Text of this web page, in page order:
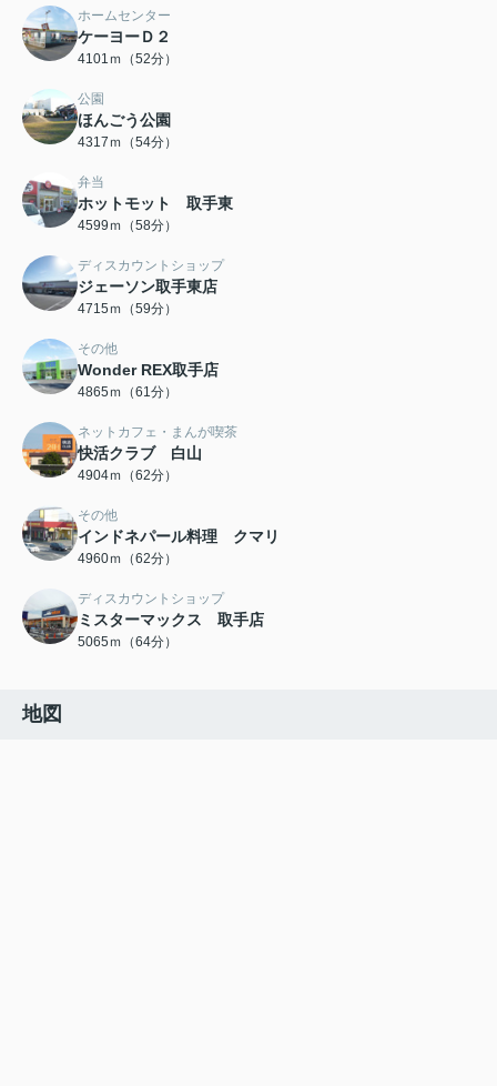
ホームセンター
ケーヨーＤ２
4101ｍ（52分）
公園
ほんごう公園
4317ｍ（54分）
弁当
ホットモット 取手東
4599ｍ（58分）
ディスカウントショップ
ジェーソン取手東店
4715ｍ（59分）
その他
Wonder REX取手店
4865ｍ（61分）
ネットカフェ・まんが喫茶
快活クラブ 白山
4904ｍ（62分）
その他
インドネパール料理 クマリ
4960ｍ（62分）
ディスカウントショップ
ミスターマックス 取手店
5065ｍ（64分）
地図